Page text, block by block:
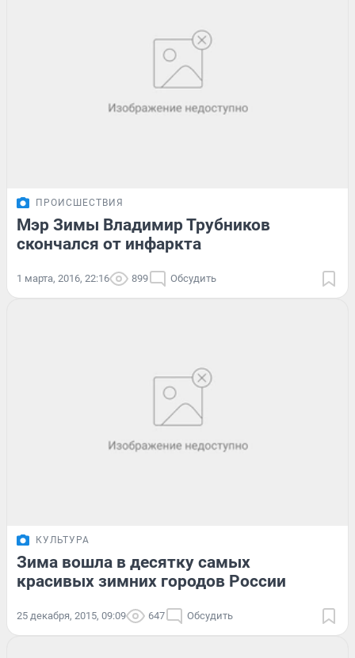
ПРОИСШЕСТВИЯ
Мэр Зимы Владимир Трубников
скончался от инфаркта
1 марта, 2016, 22:16 899 Обсудить
КУЛЬТУРА
Зима вошла в десятку самых
красивых зимних городов России
25 декабря, 2015, 09:09 647 Обсудить